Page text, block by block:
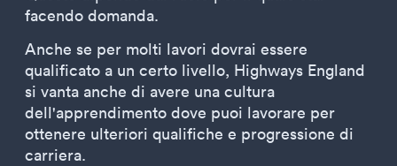
facendo domanda.
Anche se per molti lavori dovrai essere
qualificato a un certo livello, Highways England
si vanta anche di avere una cultura
dell'apprendimento dove puoi lavorare per
ottenere ulteriori qualifiche e progressione di
carriera.